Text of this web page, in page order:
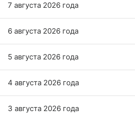
7 августа 2026 года
6 августа 2026 года
5 августа 2026 года
4 августа 2026 года
3 августа 2026 года